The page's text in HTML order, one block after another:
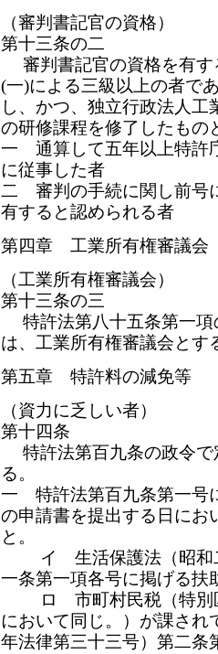
（審判書記官の資格）
第十三条の二
審判書記官の資格を有す
(一)による三級以上の者で
し、かつ、独立行政法人
の研修課程を修了したもの
一 通算して五年以上特許
に従事した者
二 審判の手続に関し前号
有すると認められる者
第四章 工業所有権審議会
（工業所有権審議会）
第十三条の三
特許法第八十五条第一項
は、工業所有権審議会とす
第五章 特許料の減免等
（資力に乏しい者）
第十四条
特許法第百九条の政令で
る。
一 特許法第百九条第一号
の申請書を提出する日にお
と。
イ 生活保護法（昭和二
一条第一項各号に掲げる扶
ロ 市町村民税（特別区
において同じ。）が課され
年法律第三十三号）第二条